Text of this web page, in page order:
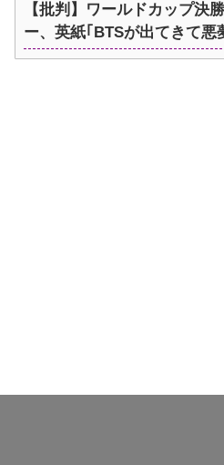
【批判】ワールドカップ決
ー、英紙｢BTSが出てきて悪